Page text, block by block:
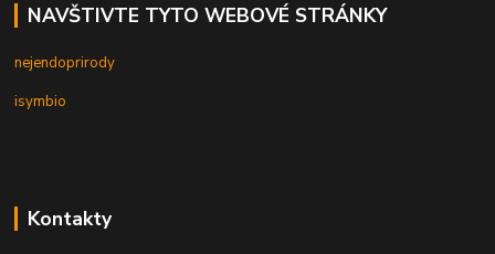
NAVŠTIVTE TYTO WEBOVÉ STRÁNKY
nejendoprirody
isymbio
Kontakty